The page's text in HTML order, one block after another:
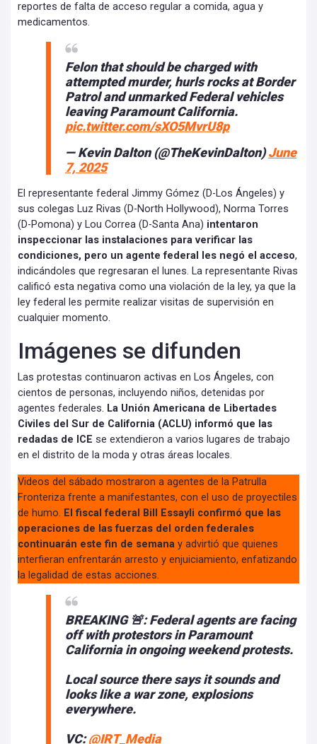
reportes de falta de acceso regular a comida, agua y
medicamentos.
Felon that should be charged with
attempted murder, hurls rocks at Border
Patrol and unmarked Federal vehicles
leaving Paramount California.
pic.twitter.com/sXO5MvrU8p
— Kevin Dalton (@TheKevinDalton)June
7, 2025
El representante federal Jimmy Gómez (D-Los Ángeles) y
sus colegas Luz Rivas (D-North Hollywood), Norma Torres
(D-Pomona) y Lou Correa (D-Santa Ana) intentaron
inspeccionar las instalaciones para verificar las
condiciones, pero un agente federal les negó el acceso,
indicándoles que regresaran el lunes. La representante Rivas
calificó esta negativa como una violación de la ley, ya que la
ley federal les permite realizar visitas de supervisión en
cualquier momento.
Imágenes se difunden
Las protestas continuaron activas en Los Ángeles, con
cientos de personas, incluyendo niños, detenidas por
agentes federales. La Unión Americana de Libertades
Civiles del Sur de California (ACLU) informó que las
redadas de ICE se extendieron a varios lugares de trabajo
en el distrito de la moda y otras áreas locales.
Videos del sábado mostraron a agentes de la Patrulla
Fronteriza frente a manifestantes, con el uso de proyectiles
de humo. El fiscal federal Bill Essayli confirmó que las
operaciones de las fuerzas del orden federales
continuarán este fin de semana y advirtió que quienes
interfieran enfrentarán arresto y enjuiciamiento, enfatizando
la legalidad de estas acciones.
BREAKING 🚨: Federal agents are facing
off with protestors in Paramount
California in ongoing weekend protests.
Local source there says it sounds and
looks like a war zone, explosions
everywhere.
VC:@IRT_Media